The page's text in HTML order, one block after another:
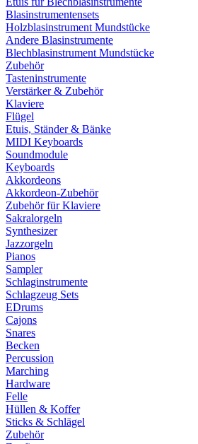
Blasinstrumentensets
Holzblasinstrument Mundstücke
Andere Blasinstrumente
Blechblasinstrument Mundstücke
Zubehör
Tasteninstrumente
Verstärker & Zubehör
Klaviere
Flügel
Etuis, Ständer & Bänke
MIDI Keyboards
Soundmodule
Keyboards
Akkordeons
Akkordeon-Zubehör
Zubehör für Klaviere
Sakralorgeln
Synthesizer
Jazzorgeln
Pianos
Sampler
Schlaginstrumente
Schlagzeug Sets
EDrums
Cajons
Snares
Becken
Percussion
Marching
Hardware
Felle
Hüllen & Koffer
Sticks & Schlägel
Zubehör